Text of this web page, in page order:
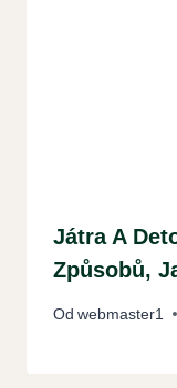
Játra A
Způsobů,
Od webmaster1